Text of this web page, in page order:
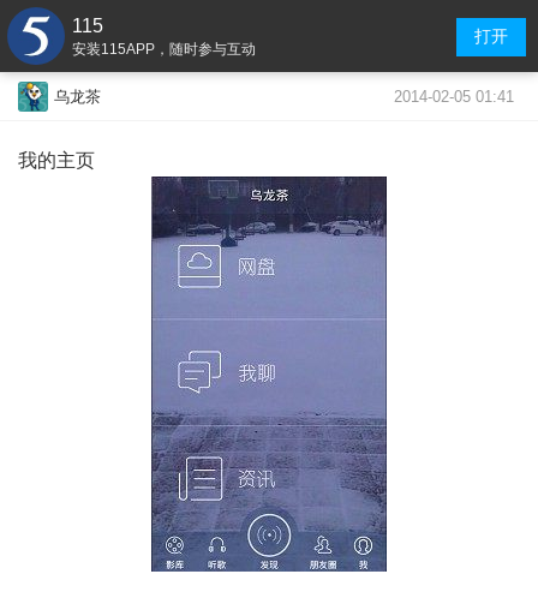
115
安装115APP，随时参与互动
打开
乌龙茶 2014-02-05 01:41
我的主页